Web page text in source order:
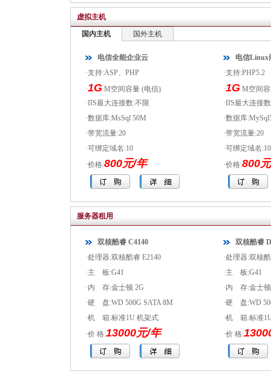
虚拟主机
国内主机
国外主机
电信全能企业云
·支持:ASP、PHP
·1G M空间容量 (电信)
·IIS最大连接数:不限
·数据库:MsSql 50M
·带宽流量:20
·可绑定域名:10
·价格:800元/年
电信Linux
·支持:PHP5.2
·1G M空间
·IIS最大连接
·数据库
·带宽流量:20
·可绑定域名:10
·价格:800
服务器租用
双核酷睿 C4140
·处理器:双核酷睿 E2140
·主 板:G41
·内 存:金士顿 2G
·硬 盘:WD 500G SATA 8M
·机 箱:标准1U 机架式
·价 格:13000元/年
双核酷睿
·处理器:双核
·主 板:G41
·内 存:金士
·硬 盘:WD
·机 箱:标准
·价 格: